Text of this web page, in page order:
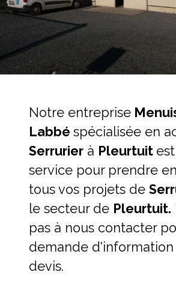
Notre entreprise
Labbé spécialisée en
Serrurier à Pleurtuit
service pour prendre
tous vos projets de
le secteur de Pleurtuit.
pas à nous contacter
demande
devis.